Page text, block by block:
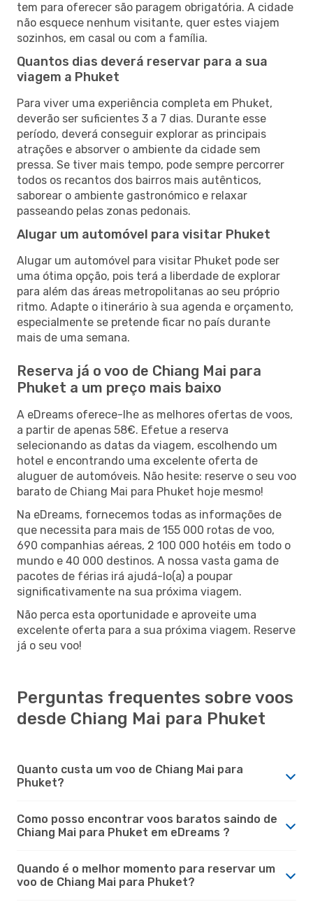
tem para oferecer são paragem obrigatória. A cidade
não esquece nenhum visitante, quer estes viajem
sozinhos, em casal ou com a família.
Quantos dias deverá reservar para a sua
viagem a Phuket
Para viver uma experiência completa em Phuket,
deverão ser suficientes 3 a 7 dias. Durante esse
período, deverá conseguir explorar as principais
atrações e absorver o ambiente da cidade sem
pressa. Se tiver mais tempo, pode sempre percorrer
todos os recantos dos bairros mais autênticos,
saborear o ambiente gastronómico e relaxar
passeando pelas zonas pedonais.
Alugar um automóvel para visitar Phuket
Alugar um automóvel para visitar Phuket pode ser
uma ótima opção, pois terá a liberdade de explorar
para além das áreas metropolitanas ao seu próprio
ritmo. Adapte o itinerário à sua agenda e orçamento,
especialmente se pretende ficar no país durante
mais de uma semana.
Reserva já o voo de Chiang Mai para
Phuket a um preço mais baixo
A eDreams oferece-lhe as melhores ofertas de voos,
a partir de apenas 58€. Efetue a reserva
selecionando as datas da viagem, escolhendo um
hotel e encontrando uma excelente oferta de
aluguer de automóveis. Não hesite: reserve o seu voo
barato de Chiang Mai para Phuket hoje mesmo!
Na eDreams, fornecemos todas as informações de
que necessita para mais de 155 000 rotas de voo,
690 companhias aéreas, 2 100 000 hotéis em todo o
mundo e 40 000 destinos. A nossa vasta gama de
pacotes de férias irá ajudá-lo(a) a poupar
significativamente na sua próxima viagem.
Não perca esta oportunidade e aproveite uma
excelente oferta para a sua próxima viagem. Reserve
já o seu voo!
Perguntas frequentes sobre voos
desde Chiang Mai para Phuket
Quanto custa um voo de Chiang Mai para
Phuket?
Como posso encontrar voos baratos saindo de
Chiang Mai para Phuket em eDreams ?
Quando é o melhor momento para reservar um
voo de Chiang Mai para Phuket?